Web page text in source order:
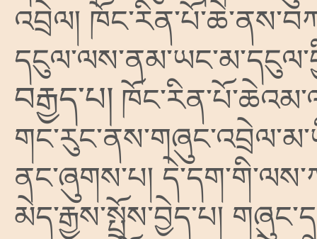
འབྲེལ།
བརྒྱད་པ།
ནང་ཞུགས་པ།
མེད་རྒྱས་སྤྲོས་བྱེད་པ།